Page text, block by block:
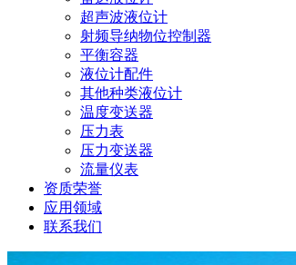
超声波液位计
射频导纳物位控制器
平衡容器
液位计配件
其他种类液位计
温度变送器
压力表
压力变送器
流量仪表
资质荣誉
应用领域
联系我们